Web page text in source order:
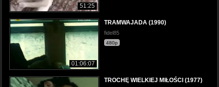
51:25
01:06:07
TRAMWAJADA (1990)
fidel85
480p
TROCHĘ WIELKIEJ MIŁOŚCI (1977)